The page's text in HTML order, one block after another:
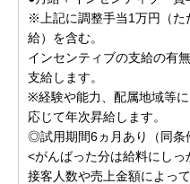
※上記に調整手当1万円（た
給）を含む。
インセンティブの支給の有
支給します。
※経験や能力、配属地域等
応じて年次昇給します。
◎試用期間6ヵ月あり（同条
<がんばった分は給料にしっ
接客人数や売上金額によっ